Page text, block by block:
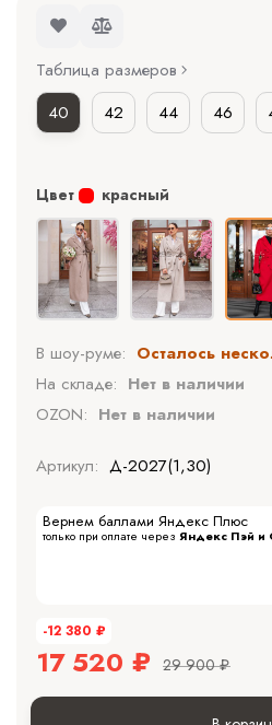
Таблица размеров
40
42 44 46
Цвет красный
В шоу-руме: Осталось
На складе: Нет в наличии
OZON: Нет в наличии
Артикул: Д-2027(1,30)
Вернем баллами Яндекс Плюс
только при оплате через Яндекс Пэй и
-12 380 ₽
17 520 ₽ 29 900 ₽